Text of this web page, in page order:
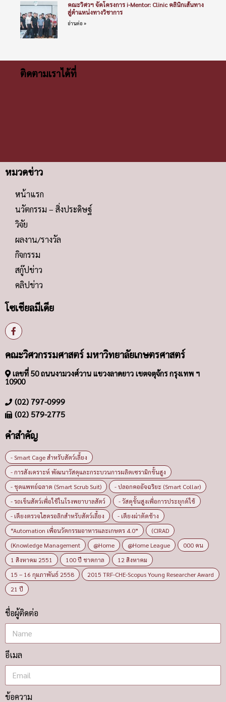
คณะวิศวฯ จัดโครงการ i-Mentor: Clinic คลินิกเส้นทาง
สู่ตำแหน่งทางวิชาการ
อ่านต่อ »
ติดตามเราได้ที่
หมวดข่าว
หน้าแรก
นวัตกรรม – สิ่งประดิษฐ์
วิจัย
ผลงาน/รางวัล
กิจกรรม
สกู๊ปข่าว
คลิปข่าว
โซเชียลมีเดีย
คณะวิศวกรรมศาสตร์ มหาวิทยาลัยเกษตรศาสตร์
เลขที่ 50 ถนนงามวงศ์วาน แขวงลาดยาว เขตจตุจักร กรุงเทพ ฯ
10900
(02) 797-0999
(02) 579-2775
คำสำคัญ
- Smart Cage สำหรับสัตว์เลี้ยง
- การสังเคราะห์ พัฒนาวัสดุและกระบวนการผลิตเซรามิกขั้นสูง
- ชุดแพทย์ฉลาด (Smart Scrub Suit)
- ปลอกคออัจฉริยะ (Smart Collar)
- รถเข็นสัตว์เพื่อใช้ในโรงพยาบาลสัตว์
- วัสดุขั้นสูงเพื่อการประยุกต์ใช้
- เตียงตรวจไฮดรอลิกสำหรับสัตว์เลี้ยง
- เตียงผ่าตัดช้าง
“Automation เพื่อนวัตกรรมอาหารและเกษตร 4.0”
(CIRAD
(Knowledge Management
@Home @Home League
000 คน
1 สิงหาคม 2551
100 ปี ชาตกาล
12 สิงหาคม
15 – 16 กุมภาพันธ์ 2558
2015 TRF-CHE-Scopus Young Researcher Award
21 ปี
ชื่อผู้ติดต่อ
อีเมล
ข้อความ